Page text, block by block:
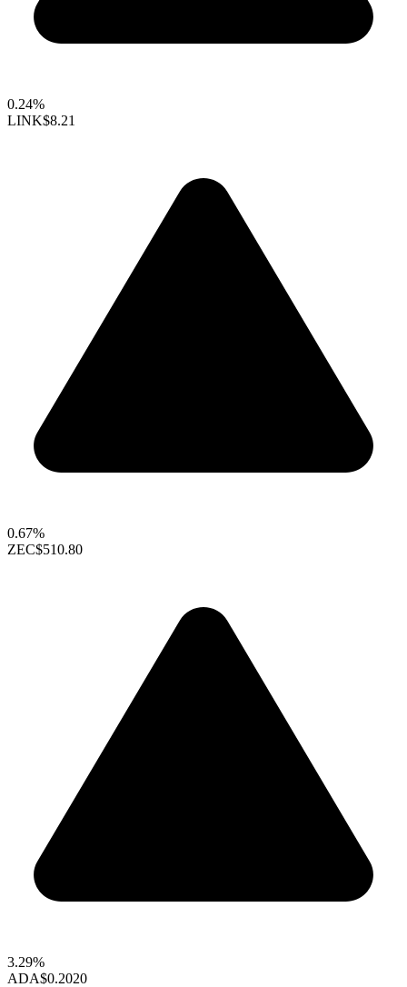
0.24%
LINK$8.21
0.67%
ZEC$510.80
3.29%
ADA$0.2020